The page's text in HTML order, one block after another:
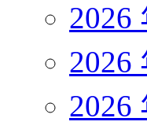
2026
2026
2026